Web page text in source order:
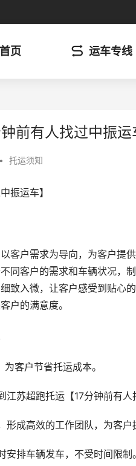
首页 运车专线
前有人找过中振运
• 托运须知
振运车】
客户需求为导向，为客户提
同客户的需求和车辆状况，
致入微，让客户感受到贴心
户的满意度。
客户节省托运成本。
成高效的工作团队，为客户
排车辆发车，不受时间限制。